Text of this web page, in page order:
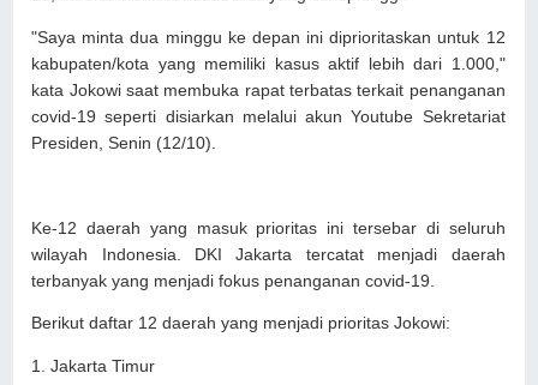
"Saya minta dua minggu ke depan ini diprioritaskan untuk 12
kabupaten/kota yang memiliki kasus aktif lebih dari 1.000,"
kata Jokowi saat membuka rapat terbatas terkait penanganan
covid-19 seperti disiarkan melalui akun Youtube Sekretariat
Presiden, Senin (12/10).
Ke-12 daerah yang masuk prioritas ini tersebar di seluruh
wilayah Indonesia. DKI Jakarta tercatat menjadi daerah
terbanyak yang menjadi fokus penanganan covid-19.
Berikut daftar 12 daerah yang menjadi prioritas Jokowi:
1. Jakarta Timur